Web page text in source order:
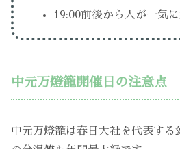
19:00前後から人が一気
中元万燈籠開催日の注意点
中元万燈籠は春日大社を代表する